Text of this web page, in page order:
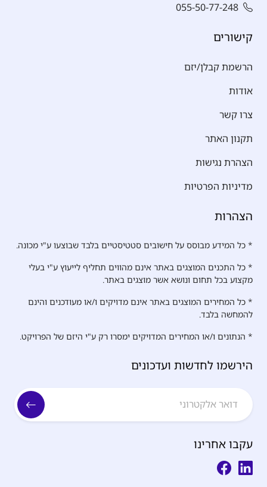
055-50-77-248
קישורים
הרשמת קבלן/יזם
אודות
צרו קשר
תקנון האתר
הצהרת נגישות
מדיניות הפרטיות
הצהרות
* כל המידע מבוסס על חישובים סטטיסטיים בלבד שבוצעו ע"י מכונה.
* כל התכנים המוצגים באתר אינם מהווים תחליף לייעוץ ע"י בעלי
מקצוע בכל תחום ונושא אשר מוצגים באתר.
* כל המחירים המוצגים באתר אינם מדויקים ו/או מעודכנים והינם
להמחשה בלבד.
* הנתונים ו/או המחירים המדויקים ימסרו רק ע"י היזם של הפרויקט.
הירשמו לחדשות ועדכונים
עקבו אחרינו